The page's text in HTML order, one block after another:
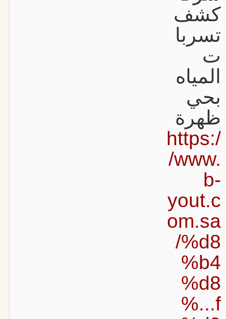
كشف
تسربا
ت
المياه
بحي
ظهرة
https:/
/www.
b-
yout.c
om.sa
/%d8
%b4
%d8
%...f